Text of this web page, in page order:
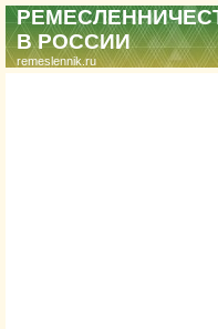
В РОССИИ
remeslennik.ru